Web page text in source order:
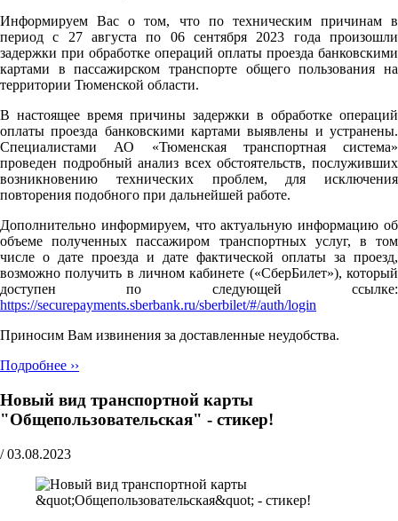
Информируем Вас о том, что по техническим причинам в
период с 27 августа по 06 сентября 2023 года произошли
задержки при обработке операций оплаты проезда банковскими
картами в пассажирском транспорте общего пользования на
территории Тюменской области.
В настоящее время причины задержки в обработке операций
оплаты проезда банковскими картами выявлены и устранены.
Специалистами АО «Тюменская транспортная система»
проведен подробный анализ всех обстоятельств, послуживших
возникновению технических проблем, для исключения
повторения подобного при дальнейшей работе.
Дополнительно информируем, что актуальную информацию об
объеме полученных пассажиром транспортных услуг, в том
числе о дате проезда и дате фактической оплаты за проезд,
возможно получить в личном кабинете («СберБилет»), который
доступен по следующей ссылке:
https://securepayments.sberbank.ru/sberbilet/#/auth/login
Приносим Вам извинения за доставленные неудобства.
Подробнее ››
Новый вид транспортной карты
"Общепользовательская" - стикер!
/ 03.08.2023